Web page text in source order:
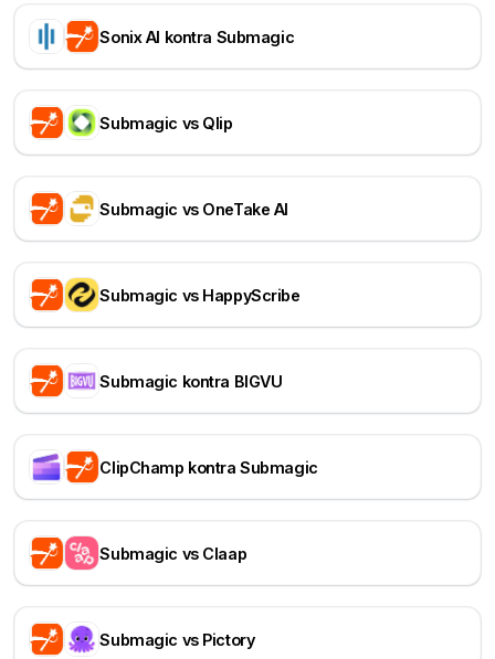
Sonix AI kontra Submagic
Submagic vs Qlip
Submagic vs OneTake AI
Submagic vs HappyScribe
Submagic kontra BIGVU
ClipChamp kontra Submagic
Submagic vs Claap
Submagic vs Pictory